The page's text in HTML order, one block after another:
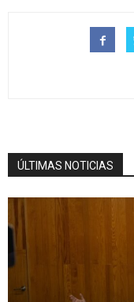
ÚLTIMAS NOTICIAS